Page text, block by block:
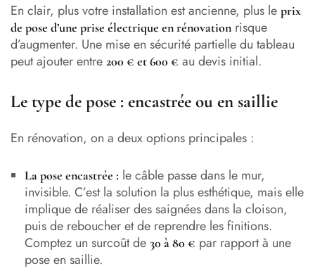
En clair, plus votre installation est ancienne, plus le prix
de pose d’une prise électrique en rénovation risque
d’augmenter. Une mise en sécurité partielle du tableau
peut ajouter entre 200 € et 600 € au devis initial.
Le type de pose : encastrée ou en saillie
En rénovation, on a deux options principales :
La pose encastrée : le câble passe dans le mur,
invisible. C’est la solution la plus esthétique, mais elle
implique de réaliser des saignées dans la cloison,
puis de reboucher et de reprendre les finitions.
Comptez un surcoût de 30 à 80 € par rapport à une
pose en saillie.